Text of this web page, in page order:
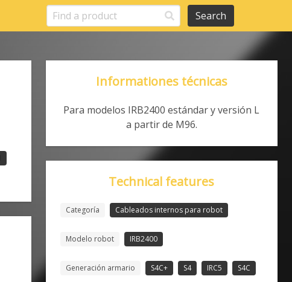
Search
Informationes técnicas
Para modelos IRB2400 estándar y versión L
a partir de M96.
Technical features
Categoría Cableados internos para robot
Modelo robot IRB2400
Generación armario S4C+ S4 IRC5 S4C